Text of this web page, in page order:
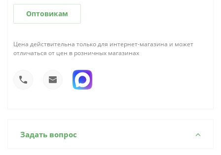
Оптовикам
Цена действительна только для интернет-магазина и может
отличаться от цен в розничных магазинах
Задать вопрос